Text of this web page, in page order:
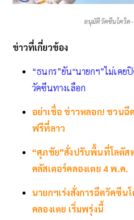
อนุมัติวัคซีนโควิด-
ข่าวที่เกี่ยวข้อง
“ธนกร”ยัน"นายกฯ”ไม่เคย
วัคซีนทางเลือก
อย่าเชื่อ ข่าวหลอก! ชวนฉี
ฟรีที่ลาว
“ศุภชัย”สั่งปรับพื้นที่โลตัส
คลัสเตอร์คลองเตย 4 พ.ค.
นายกฯเร่งสั่งการฉีดวัคซีน
คลองเตย เริ่มพรุ่งนี้